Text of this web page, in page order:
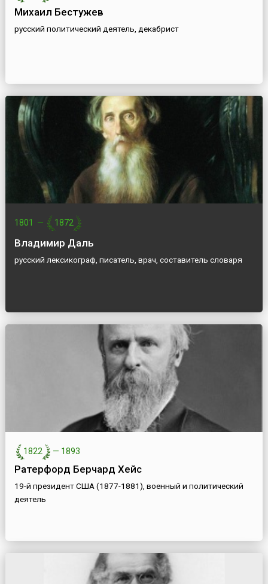
Михаил Бестужев
русский политический деятель, декабрист
1801 — 1872
Владимир Даль
русский лексикограф, писатель, врач, составитель словаря
1822 — 1893
Ратерфорд Берчард Хейс
19-й президент США (1877-1881), военный и политический
деятель